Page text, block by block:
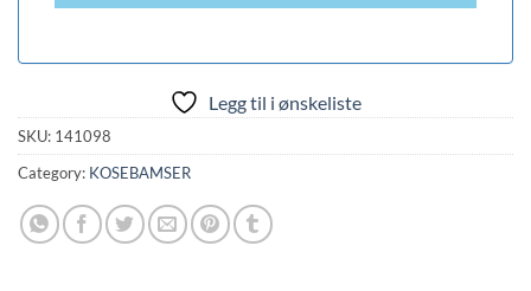
Legg til i ønskeliste
SKU: 141098
Category: KOSEBAMSER